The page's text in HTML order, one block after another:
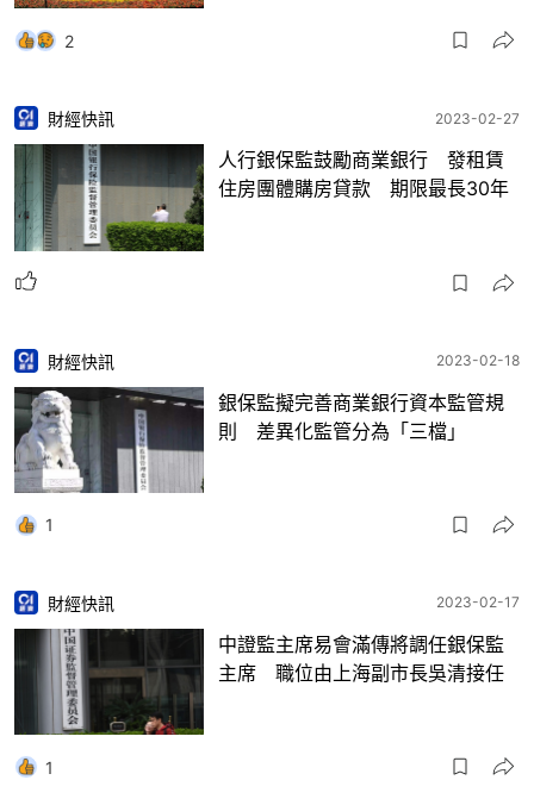
2
財經快訊 2023-02-27
人行銀保監鼓勵商業銀行 發租賃
住房團體購房貸款 期限最長30年
財經快訊 2023-02-18
銀保監擬完善商業銀行資本監管規
則 差異化監管分為「三檔」
1
財經快訊 2023-02-17
中證監主席易會滿傳將調任銀保監
主席 職位由上海副市長吳清接任
1